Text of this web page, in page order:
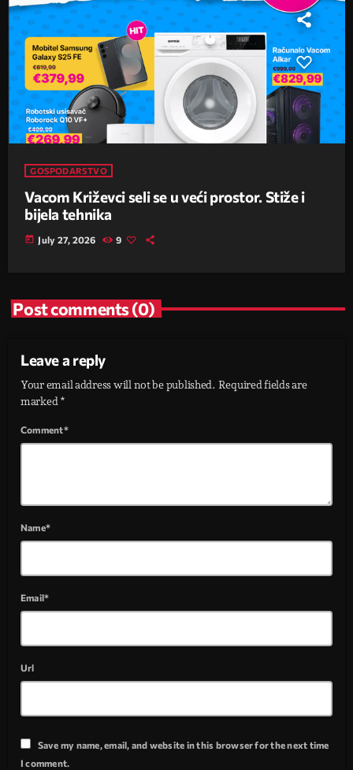
GOSPODARSTVO
Vacom Križevci seli se u veći prostor. Stiže i
bijela tehnika
today July 27, 2026 9
Post comments (0)
Leave a reply
Your email address will not be published. Required fields are
marked *
Comment*
Name*
Email*
Url
Save my name, email, and website in this browser for the next time
I comment.